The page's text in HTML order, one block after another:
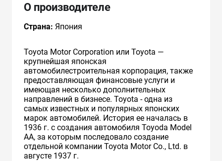
О производителе
Страна: Япония
Toyota Motor Corporation или Toyota —
крупнейшая японская
автомобилестроительная корпорация, также
предоставляющая финансовые услуги и
имеющая несколько дополнительных
направлений в бизнесе. Toyota - одна из
самых известных и популярных японских
марок автомобилей. История ее началась в
1936 г. с создания автомобиля Toyoda Model
AA, за которым последовало создание
отдельной компании Toyota Motor Co., Ltd. в
августе 1937 г.